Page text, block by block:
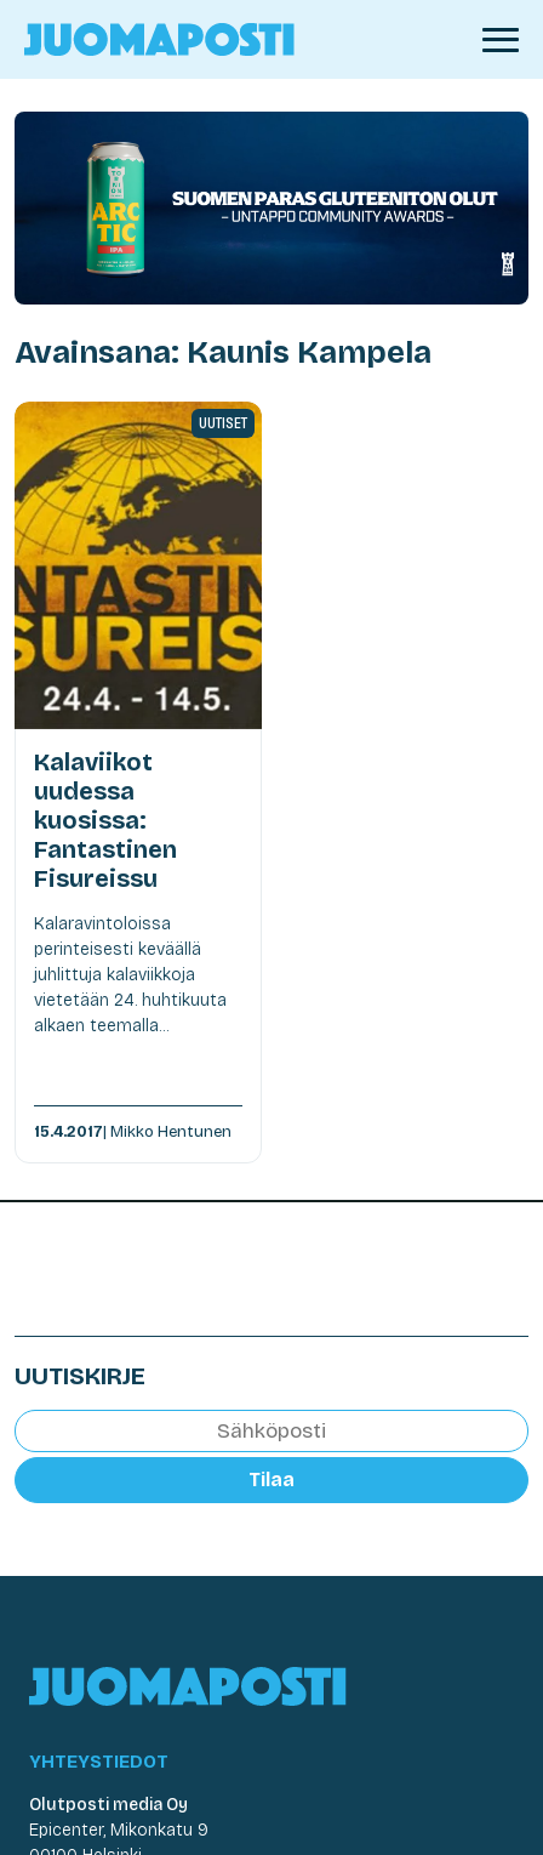
Avainsana: Kaunis Kampela
UUTISET
Kalaviikot
uudessa
kuosissa:
Fantastinen
Fisureissu
Kalaravintoloissa
perinteisesti keväällä
juhlittuja kalaviikkoja
vietetään 24. huhtikuuta
alkaen teemalla...
15.4.2017| Mikko Hentunen
UUTISKIRJE
Tilaa
YHTEYSTIEDOT
Olutposti media Oy
Epicenter, Mikonkatu 9